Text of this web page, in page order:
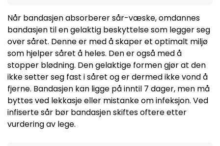
Når bandasjen absorberer sår-væske, omdannes
bandasjen til en gelaktig beskyttelse som legger seg
over såret. Denne er med å skaper et optimalt miljø
som hjelper såret å heles. Den er også med å
stopper blødning. Den gelaktige formen gjør at den
ikke setter seg fast i såret og er dermed ikke vond å
fjerne. Bandasjen kan ligge på inntil 7 dager, men må
byttes ved lekkasje eller mistanke om infeksjon. Ved
infiserte sår bør bandasjen skiftes oftere etter
vurdering av lege.